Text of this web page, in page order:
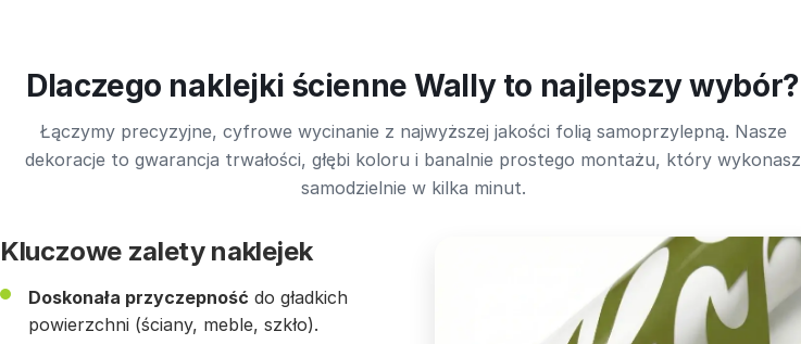
Dlaczego naklejki ścienne Wally to najlepszy wybór?
Łączymy precyzyjne, cyfrowe wycinanie z najwyższej jakości folią samoprzylepną. Nasze
dekoracje to gwarancja trwałości, głębi koloru i banalnie prostego montażu, który wykonasz
samodzielnie w kilka minut.
Kluczowe zalety naklejek
Doskonała przyczepność do gładkich
powierzchni (ściany, meble, szkło).